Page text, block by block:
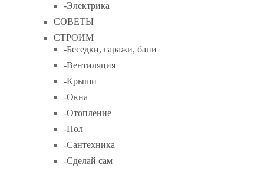
-Электрика
СОВЕТЫ
СТРОИМ
-Беседки, гаражи, бани
-Вентиляция
-Крыши
-Окна
-Отопление
-Пол
-Сантехника
-Сделай сам